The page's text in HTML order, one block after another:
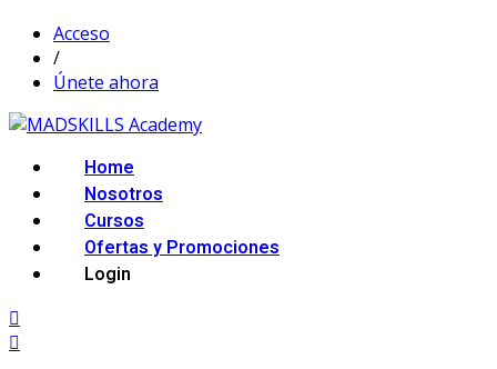
Acceso
/
Únete ahora
Home
Nosotros
Cursos
Ofertas y Promociones
Login